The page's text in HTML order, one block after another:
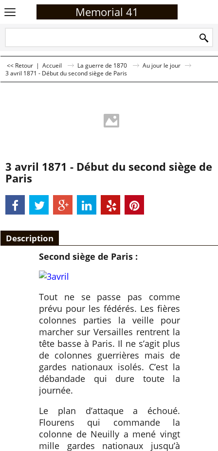
Memorial 41
<< Retour | Accueil La guerre de 1870
Au jour le jour
3 avril 1871 - Début du second siège de Paris
3 avril 1871 - Début du second siège de
Paris
Description
Second siège de Paris :
Tout ne se passe pas comme
prévu pour les fédérés. Les fières
colonnes parties la veille pour
marcher sur Versailles rentrent la
tête basse à Paris. Il ne s’agit plus
de colonnes guerrières mais de
gardes nationaux isolés. C’est la
débandade qui dure toute la
journée.
Le plan d’attaque a échoué.
Flourens qui commande la
colonne de Neuilly a mené vingt
mille gardes nationaux jusqu’à